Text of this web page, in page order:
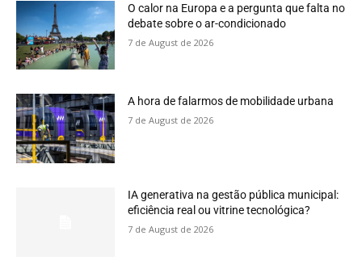
O calor na Europa e a pergunta que falta no
debate sobre o ar-condicionado
7 de August de 2026
A hora de falarmos de mobilidade urbana
7 de August de 2026
IA generativa na gestão pública municipal:
eficiência real ou vitrine tecnológica?
7 de August de 2026